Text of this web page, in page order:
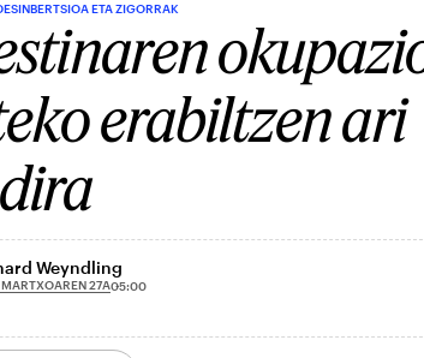
ETA ZIGORRAK
erabiltzen ari
dira
Weyndling
27A05:00